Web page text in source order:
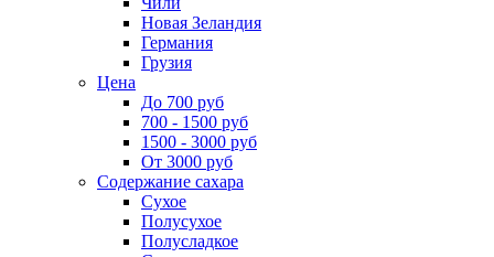
Новая Зеландия
Германия
Грузия
Цена
До 700 руб
700 - 1500 руб
1500 - 3000 руб
От 3000 руб
Содержание сахара
Сухое
Полусухое
Полусладкое